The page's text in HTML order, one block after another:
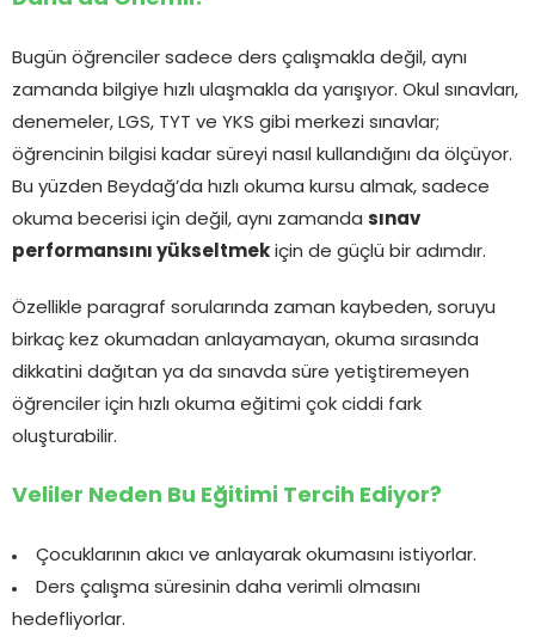
Bugün öğrenciler sadece ders çalışmakla değil, aynı
zamanda bilgiye hızlı ulaşmakla da yarışıyor. Okul sınavları,
denemeler, LGS, TYT ve YKS gibi merkezi sınavlar;
öğrencinin bilgisi kadar süreyi nasıl kullandığını da ölçüyor.
Bu yüzden Beydağ’da hızlı okuma kursu almak, sadece
okuma becerisi için değil, aynı zamanda sınav
performansını yükseltmek için de güçlü bir adımdır.
Özellikle paragraf sorularında zaman kaybeden, soruyu
birkaç kez okumadan anlayamayan, okuma sırasında
dikkatini dağıtan ya da sınavda süre yetiştiremeyen
öğrenciler için hızlı okuma eğitimi çok ciddi fark
oluşturabilir.
Veliler Neden Bu Eğitimi Tercih Ediyor?
Çocuklarının akıcı ve anlayarak okumasını istiyorlar.
Ders çalışma süresinin daha verimli olmasını
hedefliyorlar.